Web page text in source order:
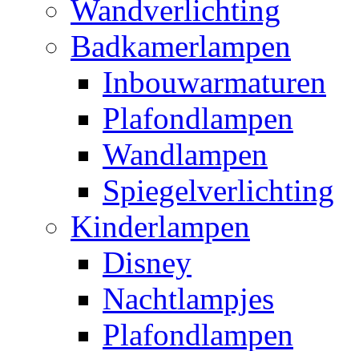
Wandverlichting
Badkamerlampen
Inbouwarmaturen
Plafondlampen
Wandlampen
Spiegelverlichting
Kinderlampen
Disney
Nachtlampjes
Plafondlampen